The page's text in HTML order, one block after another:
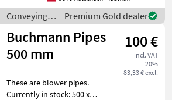
Conveying blowers
Conveying
equipment /
Buchmann
Premium Gold dealer
Buchmann Pipes
500 mm
100 €
incl. VAT
20%
83,33 € excl.
These are blower pipes.
Currently in stock: 500 x